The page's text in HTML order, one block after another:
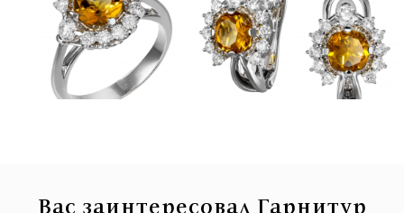
Вас заинтересовал Гарнитур